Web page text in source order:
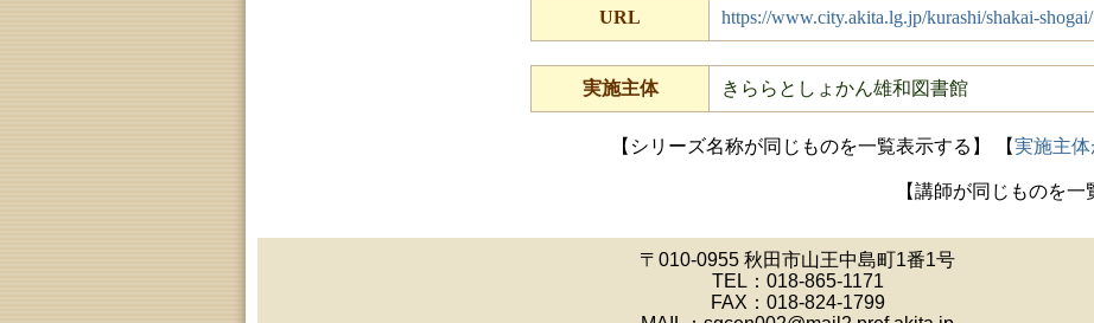
URL https://www.city.akita.lg.jp/kurashi/shakai-
実施主体 きららとしょかん雄和図書館
【シリーズ名称が同じものを一覧表示する】 【実施主
【講師が同じものを一
〒010-0955 秋田市山王中島町1番1号
TEL： 018-865-1171
FAX：018-824-1799